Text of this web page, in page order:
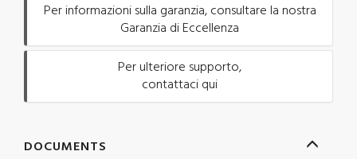
Per informazioni sulla garanzia, consultare la nostra
Garanzia di Eccellenza
Per ulteriore supporto,
contattaci qui
DOCUMENTS